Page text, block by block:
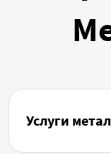
Услуги